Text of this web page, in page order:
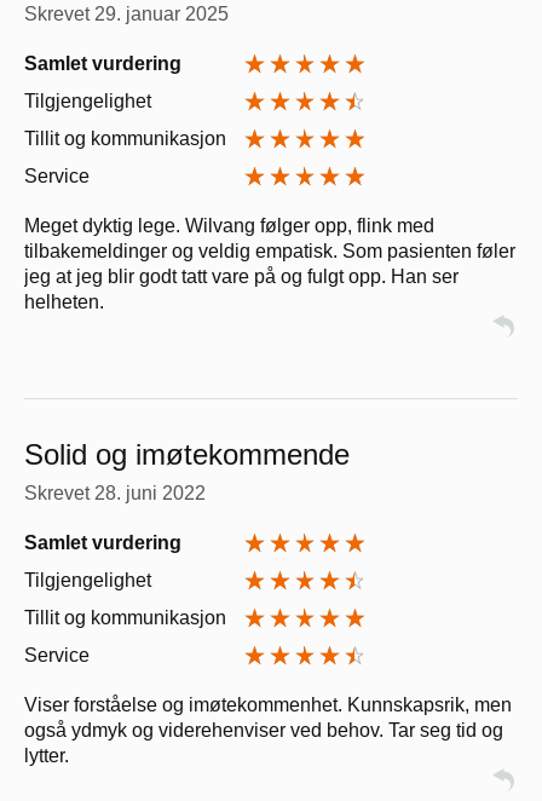
Skrevet 29. januar 2025
Samlet vurdering
Tilgjengelighet
Tillit og kommunikasjon
Service
Meget dyktig lege. Wilvang følger opp, flink med
tilbakemeldinger og veldig empatisk. Som pasienten føler
jeg at jeg blir godt tatt vare på og fulgt opp. Han ser
helheten.
Solid og imøtekommende
Skrevet 28. juni 2022
Samlet vurdering
Tilgjengelighet
Tillit og kommunikasjon
Service
Viser forståelse og imøtekommenhet. Kunnskapsrik, men
også ydmyk og viderehenviser ved behov. Tar seg tid og
lytter.